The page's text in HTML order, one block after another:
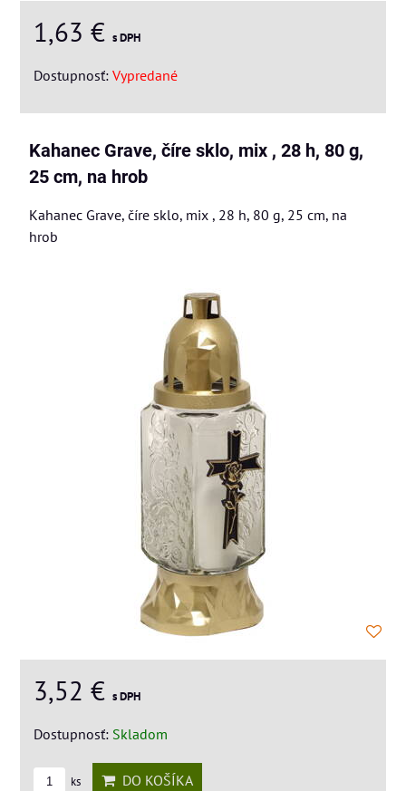
1,63 € s DPH
Dostupnosť: Vypredané
Kahanec Grave, číre sklo, mix , 28 h, 80 g,
25 cm, na hrob
Kahanec Grave, číre sklo, mix , 28 h, 80 g, 25 cm, na
hrob
3,52 € s DPH
Dostupnosť: Skladom
ks DO KOŠÍKA